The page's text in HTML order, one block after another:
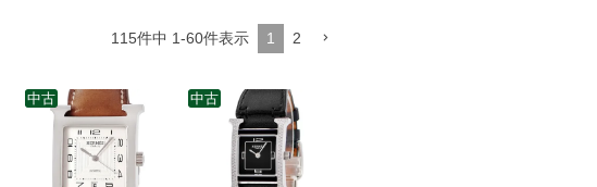
115件中 1-60件表示 1 2
中古 中古